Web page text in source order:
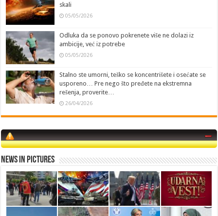
skali
05/05/2026
Odluka da se ponovo pokrenete više ne dolazi iz
ambicije, već iz potrebe
05/05/2026
Stalno ste umorni, teško se koncentrišete i osećate se
usporeno… Pre nego što pređete na ekstremna
rešenja, proverite…
26/04/2026
News in Pictures